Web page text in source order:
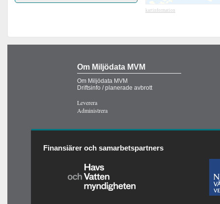
kartinformation
Om Miljödata MVM
Om Miljödata MVM
Driftsinfo / planerade avbrott
Leverera
Administrera
Finansiärer och samarbetspartners